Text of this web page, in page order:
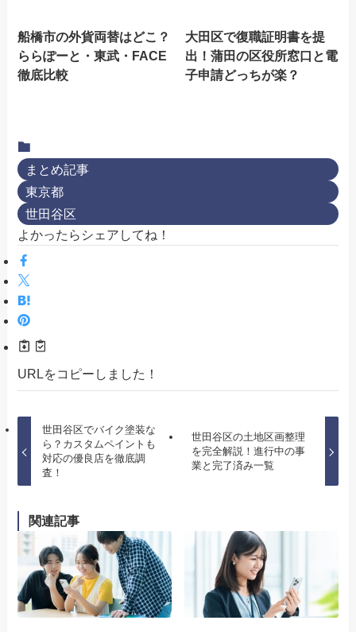
船橋市の外貨両替はどこ？
ららぽーと・東武・FACE
徹底比較
大田区で復職証明書を提
出！蒲田の区役所窓口と電
子申請どっちが楽？
まとめ記事
東京都
世田谷区
よかったらシェアしてね！
URLをコピーしました！
世田谷区でバイク塗装な
ら？カスタムペイントも
対応の優良店を徹底調
査！
世田谷区の土地区画整理
を完全解説！進行中の事
業と完了済み一覧
関連記事